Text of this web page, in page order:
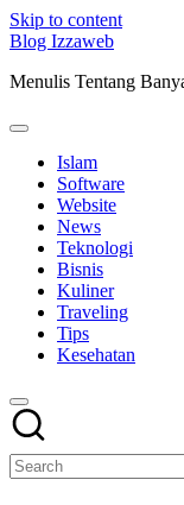
Skip to content
Blog Izzaweb
Menulis Tentang
Islam
Software
Website
News
Teknologi
Bisnis
Kuliner
Traveling
Tips
Kesehatan